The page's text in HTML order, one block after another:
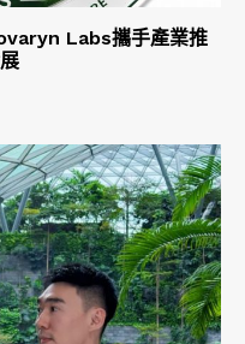
Labs攜手產業推